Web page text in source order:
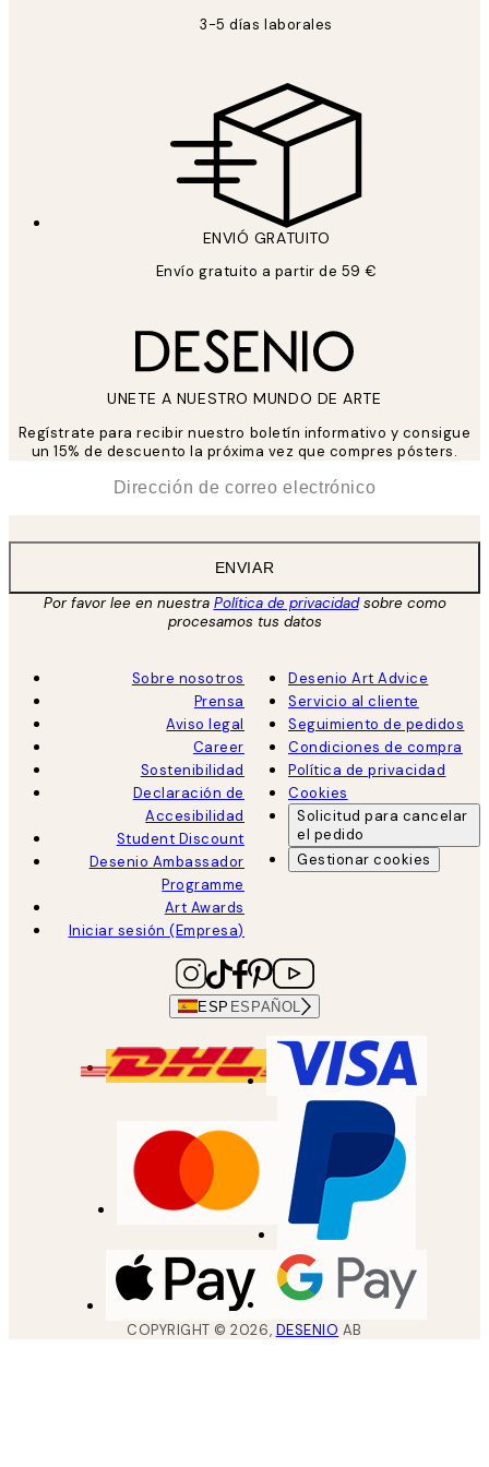
3-5 días laborales
ENVIÓ GRATUITO
Envío gratuito a partir de 59 €
UNETE A NUESTRO MUNDO DE ARTE
Regístrate para recibir nuestro boletín informativo y consigue
un 15% de descuento la próxima vez que compres pósters.
ENVIAR
Por favor lee en nuestra Política de privacidadsobre como
procesamos tus datos
Sobre nosotros
Prensa
Aviso legal
Career
Sostenibilidad
Declaración de
Accesibilidad
Student Discount
Desenio Ambassador
Programme
Art Awards
Iniciar sesión (Empresa)
Desenio Art Advice
Servicio al cliente
Seguimiento de pedidos
Condiciones de compra
Política de privacidad
Cookies
Solicitud para cancelar
el pedido
Gestionar cookies
ESP ESPAÑOL
COPYRIGHT ©2026, DESENIO AB